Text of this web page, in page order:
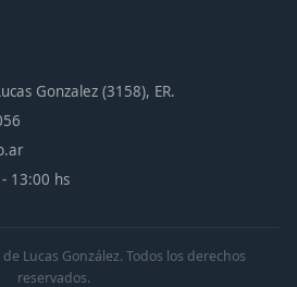
Gonzalez (3158), ER.
13:00 hs
Lucas González. Todos los derechos
reservados.